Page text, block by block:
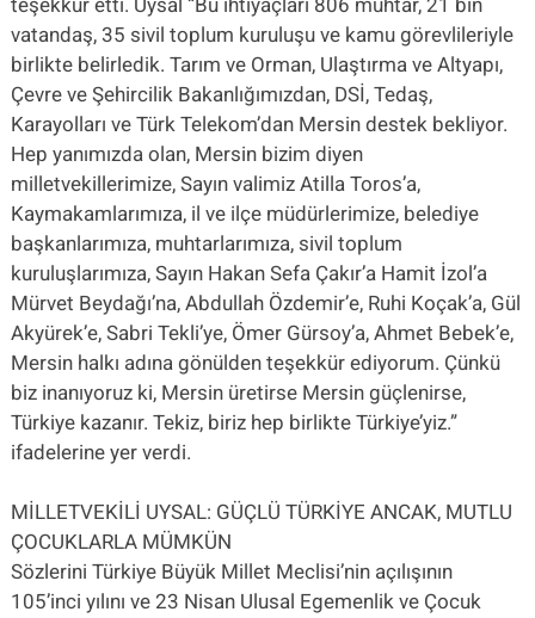
teşekkür etti. Uysal “Bu ihtiyaçları 806 muhtar, 21 bin
vatandaş, 35 sivil toplum kuruluşu ve kamu görevlileriyle
birlikte belirledik. Tarım ve Orman, Ulaştırma ve Altyapı,
Çevre ve Şehircilik Bakanlığımızdan, DSİ, Tedaş,
Karayolları ve Türk Telekom’dan Mersin destek bekliyor.
Hep yanımızda olan, Mersin bizim diyen
milletvekillerimize, Sayın valimiz Atilla Toros’a,
Kaymakamlarımıza, il ve ilçe müdürlerimize, belediye
başkanlarımıza, muhtarlarımıza, sivil toplum
kuruluşlarımıza, Sayın Hakan Sefa Çakır’a Hamit İzol’a
Mürvet Beydağı’na, Abdullah Özdemir’e, Ruhi Koçak’a, Gül
Akyürek’e, Sabri Tekli’ye, Ömer Gürsoy’a, Ahmet Bebek’e,
Mersin halkı adına gönülden teşekkür ediyorum. Çünkü
biz inanıyoruz ki, Mersin üretirse Mersin güçlenirse,
Türkiye kazanır. Tekiz, biriz hep birlikte Türkiye’yiz.”
ifadelerine yer verdi.
MİLLETVEKİLİ UYSAL: GÜÇLÜ TÜRKİYE ANCAK, MUTLU
ÇOCUKLARLA MÜMKÜN
Sözlerini Türkiye Büyük Millet Meclisi’nin açılışının
105’inci yılını ve 23 Nisan Ulusal Egemenlik ve Çocuk